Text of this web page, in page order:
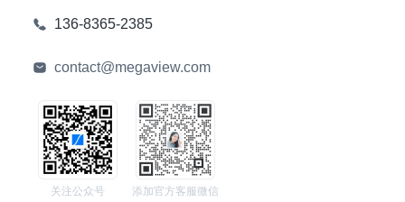
136-8365-2385
contact@megaview.com
关注公众号 添加官方客服微信